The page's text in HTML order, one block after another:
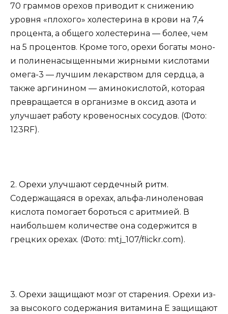
70 граммов орехов приводит к снижению
уровня «плохого» холестерина в крови на 7,4
процента, а общего холестерина — более, чем
на 5 процентов. Кроме того, орехи богаты моно-
и полиненасыщенными жирными кислотами
омега-3 — лучшим лекарством для сердца, а
также аргинином — аминокислотой, которая
превращается в организме в оксид азота и
улучшает работу кровеносных сосудов. (Фото:
123RF).
2. Орехи улучшают сердечный ритм.
Содержащаяся в орехах, альфа-линоленовая
кислота помогает бороться с аритмией. В
наибольшем количестве она содержится в
грецких орехах. (Фото: mtj_107/flickr.com).
3. Орехи защищают мозг от старения. Орехи из-
за высокого содержания витамина Е защищают